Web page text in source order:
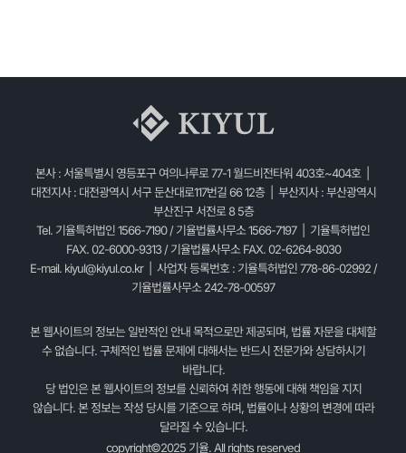
본사 : 서울특별시 영등포구 여의나루로 77-1 월드비전타워 403호~404호 |
대전지사 : 대전광역시 서구 둔산대로117번길 66 12층 | 부산지사 : 부산광역시
부산진구 서전로 8 5층
Tel. 기율특허법인 1566-7190 / 기율법률사무소 1566-7197 | 기율특허법인
FAX. 02-6000-9313 / 기율법률사무소 FAX. 02-6264-8030
E-mail. kiyul@kiyul.co.kr| 사업자 등록번호 : 기율특허법인 778-86-02992 /
기율법률사무소 242-78-00597
본 웹사이트의 정보는 일반적인 안내 목적으로만 제공되며, 법률 자문을 대체할
수 없습니다. 구체적인 법률 문제에 대해서는 반드시 전문가와 상담하시기
바랍니다.
당 법인은 본 웹사이트의 정보를 신뢰하여 취한 행동에 대해 책임을 지지
않습니다. 본 정보는 작성 당시를 기준으로 하며, 법률이나 상황의 변경에 따라
달라질 수 있습니다.
copyright©2025 기율. All rights reserved